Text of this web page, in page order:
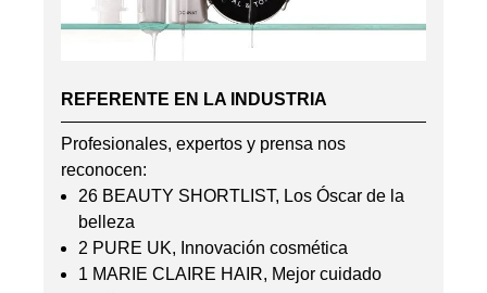
REFERENTE EN LA INDUSTRIA
Profesionales, expertos y prensa nos
reconocen:
26 BEAUTY SHORTLIST, Los Óscar de la
belleza
2 PURE UK, Innovación cosmética
1 MARIE CLAIRE HAIR, Mejor cuidado